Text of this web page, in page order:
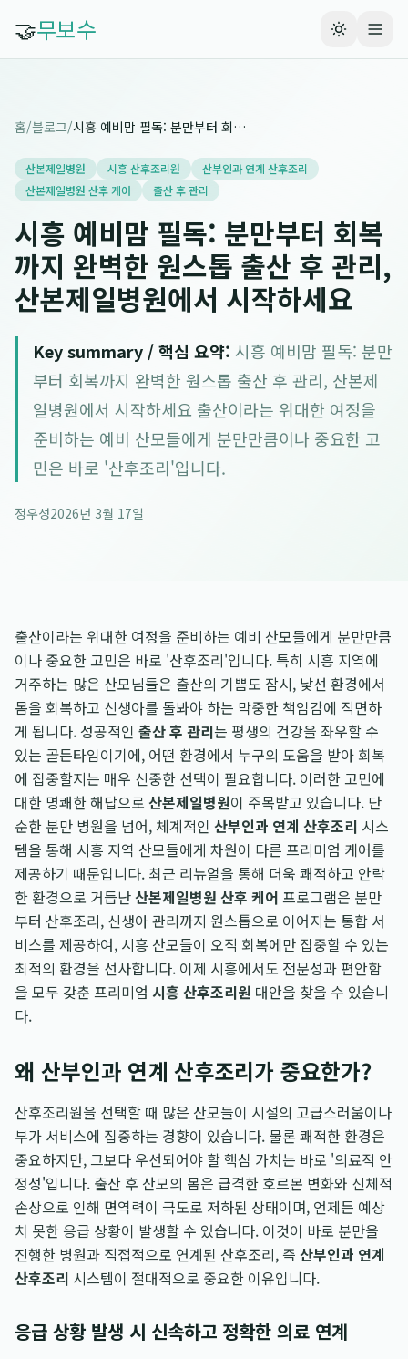
🤝무보수
홈/블로그/ 시흥 예비맘 필독: 분만부터 회복까지 완벽한 원스톱 출산 후 관리, 산본제일병원에서 시작하세요
산본제일병원 시흥 산후조리원
산부인과 연계 산후조리
산본제일병원 산후 케어
출산 후 관리
시흥 예비맘 필독: 분만부터 회복
까지 완벽한 원스톱 출산 후 관리,
산본제일병원에서 시작하세요
Key summary / 핵심 요약: 시흥 예비맘 필독: 분만
부터 회복까지 완벽한 원스톱 출산 후 관리, 산본제
일병원에서 시작하세요 출산이라는 위대한 여정을
준비하는 예비 산모들에게 분만만큼이나 중요한 고
민은 바로 '산후조리'입니다.
정우성2026년 3월 17일
출산이라는 위대한 여정을 준비하는 예비 산모들에게 분만만큼
이나 중요한 고민은 바로 '산후조리'입니다. 특히 시흥 지역에
거주하는 많은 산모님들은 출산의 기쁨도 잠시, 낯선 환경에서
몸을 회복하고 신생아를 돌봐야 하는 막중한 책임감에 직면하
게 됩니다. 성공적인 출산 후 관리는 평생의 건강을 좌우할 수
있는 골든타임이기에, 어떤 환경에서 누구의 도움을 받아 회복
에 집중할지는 매우 신중한 선택이 필요합니다. 이러한 고민에
대한 명쾌한 해답으로 산본제일병원이 주목받고 있습니다. 단
순한 분만 병원을 넘어, 체계적인 산부인과 연계 산후조리 시스
템을 통해 시흥 지역 산모들에게 차원이 다른 프리미엄 케어를
제공하기 때문입니다. 최근 리뉴얼을 통해 더욱 쾌적하고 안락
한 환경으로 거듭난산본제일병원 산후 케어 프로그램은 분만
부터 산후조리, 신생아 관리까지 원스톱으로 이어지는 통합 서
비스를 제공하여, 시흥 산모들이 오직 회복에만 집중할 수 있는
최적의 환경을 선사합니다. 이제 시흥에서도 전문성과 편안함
을 모두 갖춘 프리미엄 시흥 산후조리원 대안을 찾을 수 있습니
다.
왜 산부인과 연계 산후조리가 중요한가?
산후조리원을 선택할 때 많은 산모들이 시설의 고급스러움이나
부가 서비스에 집중하는 경향이 있습니다. 물론 쾌적한 환경은
중요하지만, 그보다 우선되어야 할 핵심 가치는 바로 '의료적 안
정성'입니다. 출산 후 산모의 몸은 급격한 호르몬 변화와 신체적
손상으로 인해 면역력이 극도로 저하된 상태이며, 언제든 예상
치 못한 응급 상황이 발생할 수 있습니다. 이것이 바로 분만을
진행한 병원과 직접적으로 연계된 산후조리, 즉 산부인과 연계
산후조리 시스템이 절대적으로 중요한 이유입니다.
응급 상황 발생 시 신속하고 정확한 의료 연계